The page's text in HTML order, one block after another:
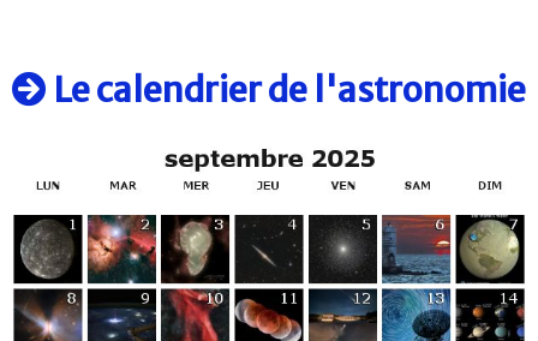
Le calendrier de l'astronomie